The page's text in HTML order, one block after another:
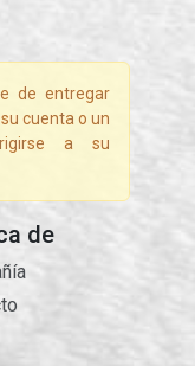
de entregar
cuenta o un
a su
de